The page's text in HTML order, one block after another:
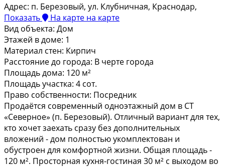
Адрес: п. Березовый, ул. Клубничная, Краснодар,
Показать
На карте на карте
Вид объекта: Дом
Этажей в доме: 1
Материал стен: Кирпич
Расстояние до города: В черте города
Площадь дома: 120 м²
Площадь участка: 4 сот.
Право собственности: Посредник
Продаётся современный одноэтажный дом в СТ
«Северное» (п. Березовый). Отличный вариант для тех,
кто хочет заехать сразу без дополнительных
вложений - дом полностью укомплектован и
обустроен для комфортной жизни. Общая площадь -
120 м². Просторная кухня-гостиная 30 м² с выходом во